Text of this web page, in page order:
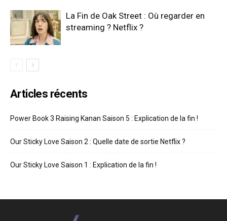
La Fin de Oak Street : Où regarder en
streaming ? Netflix ?
Articles récents
Power Book 3 Raising Kanan Saison 5 : Explication de la fin !
Our Sticky Love Saison 2 : Quelle date de sortie Netflix ?
Our Sticky Love Saison 1 : Explication de la fin !